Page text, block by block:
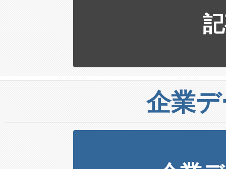
企業